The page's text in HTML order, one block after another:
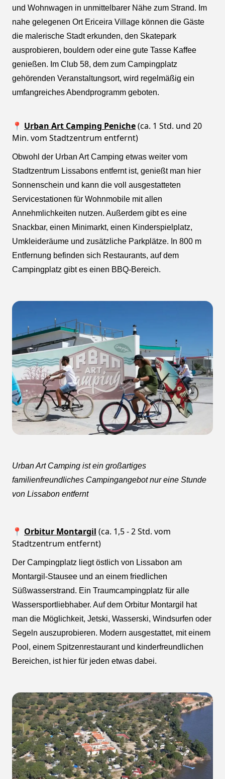
und Wohnwagen in unmittelbarer Nähe zum Strand. Im
nahe gelegenen Ort Ericeira Village können die Gäste
die malerische Stadt erkunden, den Skatepark
ausprobieren, bouldern oder eine gute Tasse Kaffee
genießen. Im Club 58, dem zum Campingplatz
gehörenden Veranstaltungsort, wird regelmäßig ein
umfangreiches Abendprogramm geboten.
📍 Urban Art Camping Peniche(ca. 1 Std. und 20
Min. vom Stadtzentrum entfernt)
Obwohl der Urban Art Camping etwas weiter vom
Stadtzentrum Lissabons entfernt ist, genießt man hier
Sonnenschein und kann die voll ausgestatteten
Servicestationen für Wohnmobile mit allen
Annehmlichkeiten nutzen. Außerdem gibt es eine
Snackbar, einen Minimarkt, einen Kinderspielplatz,
Umkleideräume und zusätzliche Parkplätze. In 800 m
Entfernung befinden sich Restaurants, auf dem
Campingplatz gibt es einen BBQ-Bereich.
Urban Art Camping ist ein großartiges
familienfreundliches Campingangebot nur eine Stunde
von Lissabon entfernt
📍 Orbitur Montargil (ca. 1,5 - 2 Std. vom
Stadtzentrum entfernt)
Der Campingplatz liegt östlich von Lissabon am
Montargil-Stausee und an einem friedlichen
Süßwasserstrand. Ein Traumcampingplatz für alle
Wassersportliebhaber. Auf dem Orbitur Montargil hat
man die Möglichkeit, Jetski, Wasserski, Windsurfen oder
Segeln auszuprobieren. Modern ausgestattet, mit einem
Pool, einem Spitzenrestaurant und kinderfreundlichen
Bereichen, ist hier für jeden etwas dabei.